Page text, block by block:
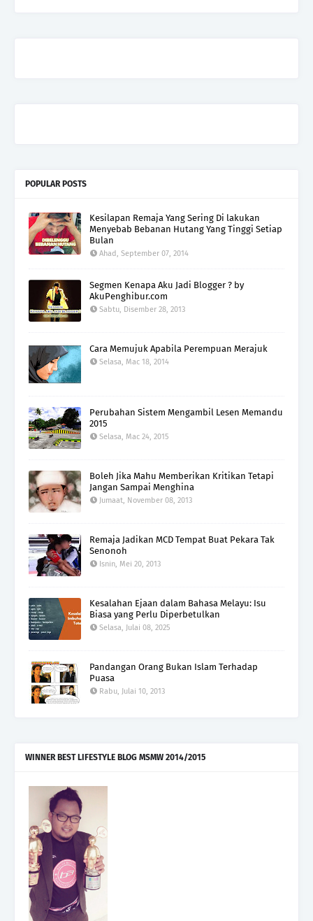
POPULAR POSTS
Kesilapan Remaja Yang Sering Di lakukan
Menyebab Bebanan Hutang Yang Tinggi Setiap
Bulan
Ahad, September 07, 2014
Segmen Kenapa Aku Jadi Blogger ? by
AkuPenghibur.com
Sabtu, Disember 28, 2013
Cara Memujuk Apabila Perempuan Merajuk
Selasa, Mac 18, 2014
Perubahan Sistem Mengambil Lesen Memandu
2015
Selasa, Mac 24, 2015
Boleh Jika Mahu Memberikan Kritikan Tetapi
Jangan Sampai Menghina
Jumaat, November 08, 2013
Remaja Jadikan MCD Tempat Buat Pekara Tak
Senonoh
Isnin, Mei 20, 2013
Kesalahan Ejaan dalam Bahasa Melayu: Isu
Biasa yang Perlu Diperbetulkan
Selasa, Julai 08, 2025
Pandangan Orang Bukan Islam Terhadap
Puasa
Rabu, Julai 10, 2013
WINNER BEST LIFESTYLE BLOG MSMW 2014/2015